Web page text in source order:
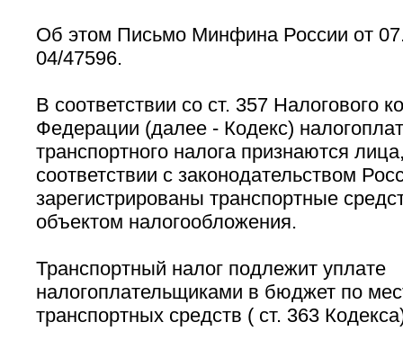
Об этом Письмо Минфина России от
04/47596.
В соответствии со ст. 357 Налогового
Федерации (далее - Кодекс)
транспортного налога признаются
соответствии с законодательством
зарегистрированы транспортные
объектом налогообложения.
Транспортный налог подлежит уплате
налогоплательщиками в бюджет по
транспортных средств ( ст. 363